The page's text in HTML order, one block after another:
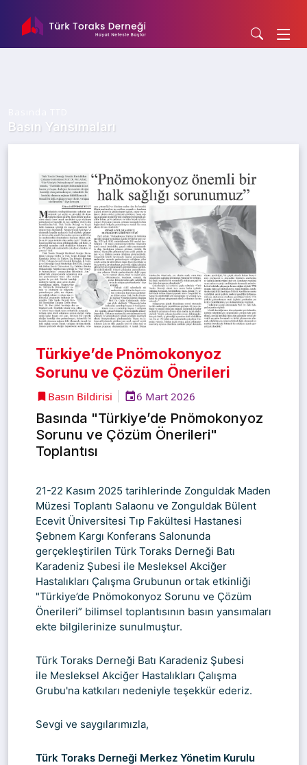
Basın Yansımaları
Türkiye’de Pnömokonyoz
Sorunu ve Çözüm Önerileri
Basın Bildirisi 6 Mart 2026
Basında "Türkiye’de Pnömokonyoz
Sorunu ve Çözüm Önerileri"
Toplantısı
21-22 Kasım 2025 tarihlerinde Zonguldak Maden
Müzesi Toplantı Salaonu ve Zonguldak Bülent
Ecevit Üniversitesi Tıp Fakültesi Hastanesi
Şebnem Kargı Konferans Salonunda
gerçekleştirilen Türk Toraks Derneği Batı
Karadeniz Şubesi ile Mesleksel Akciğer
Hastalıkları Çalışma Grubunun ortak etkinliği
"Türkiye’de Pnömokonyoz Sorunu ve Çözüm
Önerileri” bilimsel toplantısının basın yansımaları
ekte bilgilerinize sunulmuştur.
Türk Toraks Derneği Batı Karadeniz Şubesi
ile Mesleksel Akciğer Hastalıkları Çalışma
Grubu'na katkıları nedeniyle teşekkür ederiz.
Sevgi ve saygılarımızla,
Türk Toraks Derneği Merkez Yönetim Kurulu